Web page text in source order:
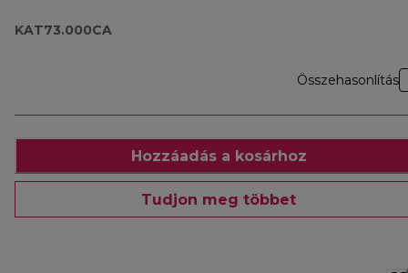
KAT73.000CA
Összehasonlítás
Hozzáadás a kosárhoz
Tudjon meg többet